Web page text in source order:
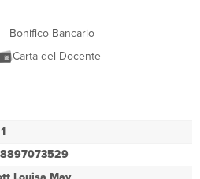
Bonifico Bancario
Carta del Docente